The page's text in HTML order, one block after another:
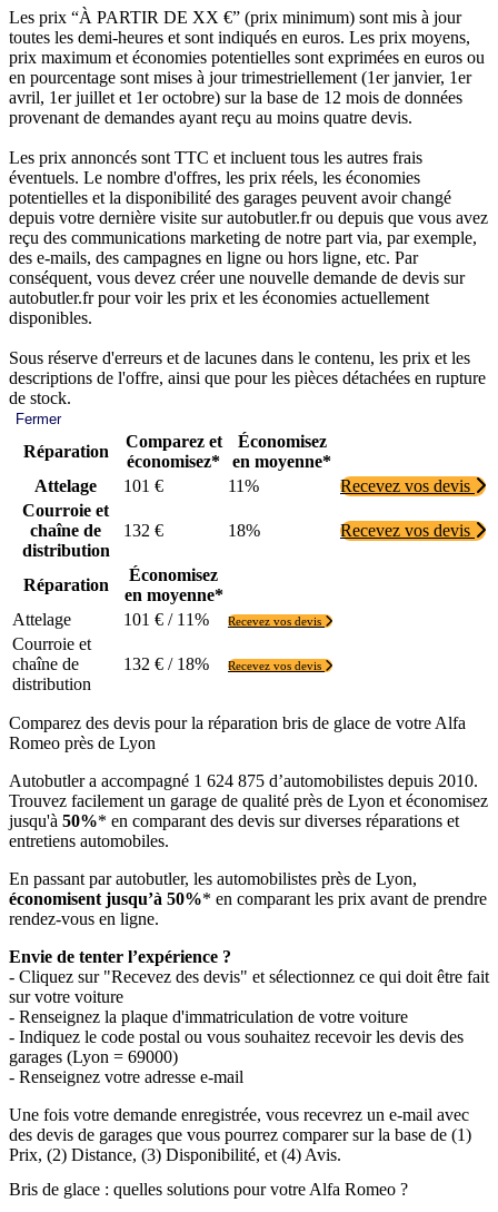
Les prix “À PARTIR DE XX €” (prix minimum) sont mis à jour
toutes les demi-heures et sont indiqués en euros. Les prix moyens,
prix maximum et économies potentielles sont exprimées en euros ou
en pourcentage sont mises à jour trimestriellement (1er janvier, 1er
avril, 1er juillet et 1er octobre) sur la base de 12 mois de données
provenant de demandes ayant reçu au moins quatre devis.
Les prix annoncés sont TTC et incluent tous les autres frais
éventuels. Le nombre d'offres, les prix réels, les économies
potentielles et la disponibilité des garages peuvent avoir changé
depuis votre dernière visite sur autobutler.fr ou depuis que vous avez
reçu des communications marketing de notre part via, par exemple,
des e-mails, des campagnes en ligne ou hors ligne, etc. Par
conséquent, vous devez créer une nouvelle demande de devis sur
autobutler.fr pour voir les prix et les économies actuellement
disponibles.
Sous réserve d'erreurs et de lacunes dans le contenu, les prix et les
descriptions de l'offre, ainsi que pour les pièces détachées en rupture
de stock.
Fermer
Réparation
Comparez et
économisez*
Économisez
en moyenne*
Attelage
101 € 11%
Recevez vos devis
Courroie et
chaîne de
distribution
132 € 18% Recevez vos devis
Réparation
Économisez
en moyenne*
Attelage
101 € / 11% Recevez vos devis
Courroie et
chaîne de
distribution
132 € / 18% Recevez vos devis
Comparez des devis pour la réparation bris de glace de votre Alfa
Romeo près de Lyon
Autobutler a accompagné 1 624 875 d’automobilistes depuis 2010.
Trouvez facilement un garage de qualité près de Lyon et économisez
jusqu'à 50%* en comparant des devis sur diverses réparations et
entretiens automobiles.
En passant par autobutler, les automobilistes près de Lyon,
économisent jusqu’à 50%* en comparant les prix avant de prendre
rendez-vous en ligne.
Envie de tenter l’expérience ?
- Cliquez sur "Recevez des devis" et sélectionnez ce qui doit être fait
sur votre voiture
- Renseignez la plaque d'immatriculation de votre voiture
- Indiquez le code postal ou vous souhaitez recevoir les devis des
garages (Lyon = 69000)
- Renseignez votre adresse e-mail
Une fois votre demande enregistrée, vous recevrez un e-mail avec
des devis de garages que vous pourrez comparer sur la base de (1)
Prix, (2) Distance, (3) Disponibilité, et (4) Avis.
Bris de glace : quelles solutions pour votre Alfa Romeo ?